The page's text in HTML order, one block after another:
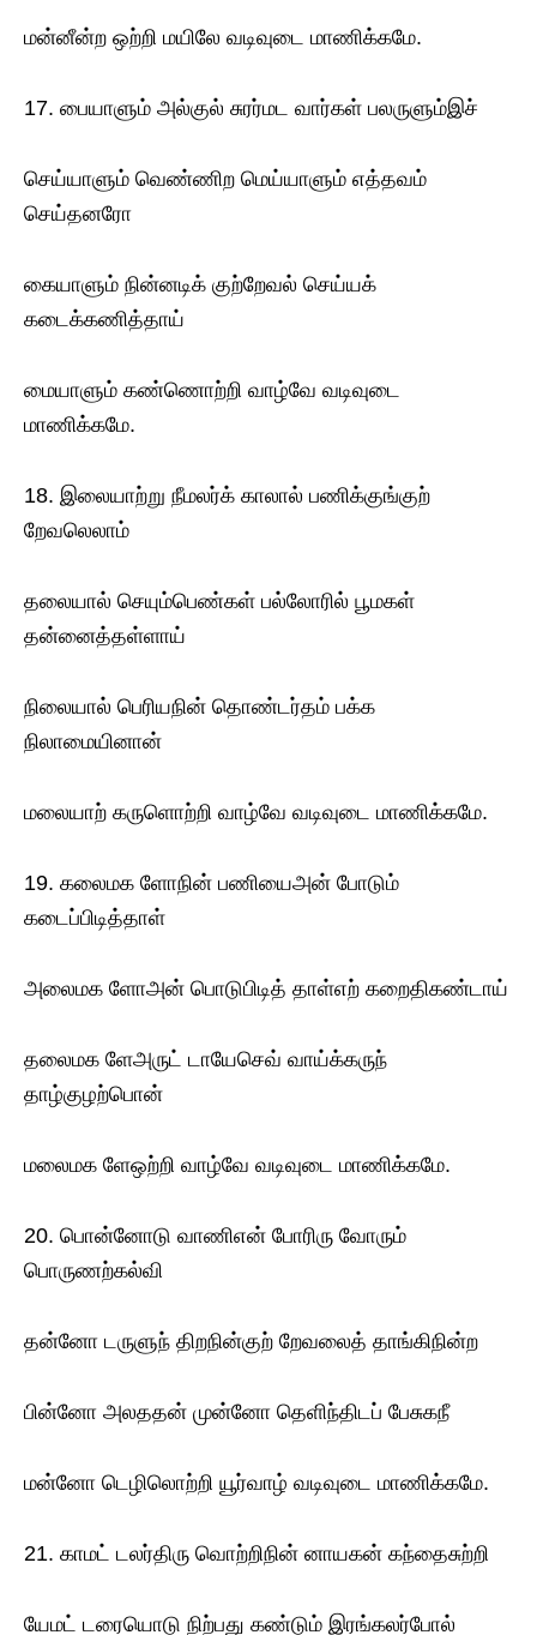
மன்னீன்ற ஒற்றி மயிலே வடிவுடை மாணிக்கமே.
17. பையாளும் அல்குல் சுரர்மட வார்கள் பலருளும்இச்
செய்யாளும் வெண்ணிற மெய்யாளும் எத்தவம்
செய்தனரோ
கையாளும் நின்னடிக் குற்றேவல் செய்யக்
கடைக்கணித்தாய்
மையாளும் கண்ணொற்றி வாழ்வே வடிவுடை
மாணிக்கமே.
18. இலையாற்று நீமலர்க் காலால் பணிக்குங்குற்
றேவலெலாம்
தலையால் செயும்பெண்கள் பல்லோரில் பூமகள்
தன்னைத்தள்ளாய்
நிலையால் பெரியநின் தொண்டர்தம் பக்க
நிலாமையினான்
மலையாற் கருளொற்றி வாழ்வே வடிவுடை மாணிக்கமே.
19. கலைமக ளோநின் பணியைஅன் போடும்
கடைப்பிடித்தாள்
அலைமக ளோஅன் பொடுபிடித் தாள்எற் கறைதிகண்டாய்
தலைமக ளேஅருட் டாயேசெவ் வாய்க்கருந்
தாழ்குழற்பொன்
மலைமக ளேஒற்றி வாழ்வே வடிவுடை மாணிக்கமே.
20. பொன்னோடு வாணிஎன் போரிரு வோரும்
பொருணற்கல்வி
தன்னோ டருளுந் திறநின்குற் றேவலைத் தாங்கிநின்ற
பின்னோ அலததன் முன்னோ தெளிந்திடப் பேசுகநீ
மன்னோ டெழிலொற்றி யூர்வாழ் வடிவுடை மாணிக்கமே.
21. காமட் டலர்திரு வொற்றிநின் னாயகன் கந்தைசுற்றி
யேமட் டரையொடு நிற்பது கண்டும் இரங்கலர்போல்